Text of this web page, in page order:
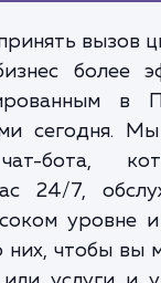
ботов
одного
с